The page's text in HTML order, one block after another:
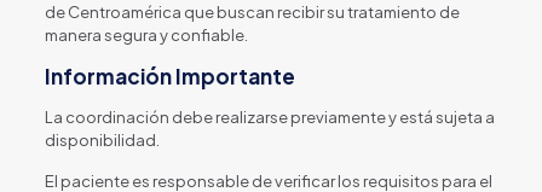
de Centroamérica que buscan recibir su tratamiento de
manera segura y confiable.
Información Importante
La coordinación debe realizarse previamente y está sujeta a
disponibilidad.
El paciente es responsable de verificar los requisitos para el